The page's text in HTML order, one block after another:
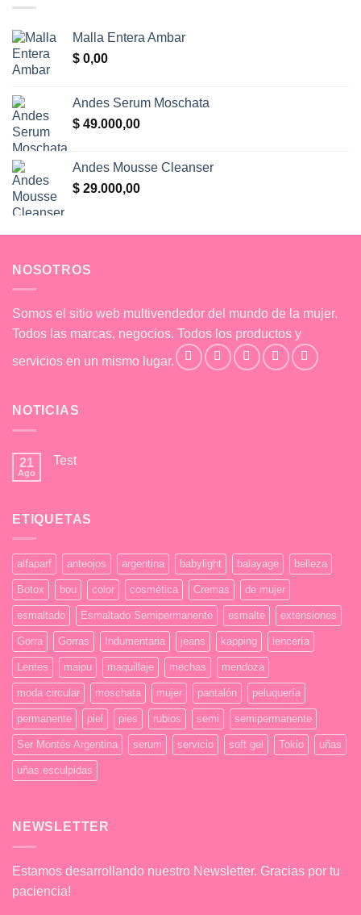
Malla Entera Ambar
$ 0,00
Andes Serum Moschata
$ 49.000,00
Andes Mousse Cleanser
$ 29.000,00
NOSOTROS
Somos el sitio web multivendedor del mundo de la mujer.
Todos las marcas, negocios. Todos los productos y
servicios en un mismo lugar.
NOTICIAS
21
Ago
Test
Test
ETIQUETAS
alfaparf anteojos argentina babylight balayage belleza
Botox bou color cosmética Cremas de mujer
esmaltado Esmaltado Semipermanente esmalte extensiones
Gorra Gorras Indumentaria jeans kapping lencería
Lentes maipu maquillaje mechas mendoza
moda circular moschata mujer pantalón peluquería
permanente piel pies rubios semi semipermanente
Ser Montés Argentina serum servicio soft gel Tokio uñas
uñas esculpidas
NEWSLETTER
Estamos desarrollando nuestro Newsletter. Gracias por tu
paciencia!